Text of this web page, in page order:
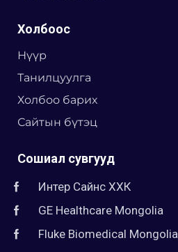
Холбоос
Нүүр
Танилцуулга
Холбоо барих
Сайтын бүтэц
Сошиал сувгууд
Интер Сайнс ХХК
GE Healthcare Mongolia
Fluke Biomedical Mongolia